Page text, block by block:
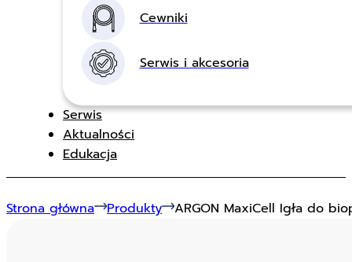
Cewniki
Serwis i akcesoria
Serwis
Aktualności
Edukacja
Strona główna Produkty ARGON MaxiCell Igła do